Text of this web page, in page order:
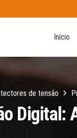
Início
de tensão
Digital: